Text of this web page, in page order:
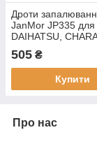
Дроти
JanMor JP335 для
DAIHATSU,
TURBO двиг. CB 61,
CUORE 0,8 / 0,8
505 ₴
Купити
Про нас